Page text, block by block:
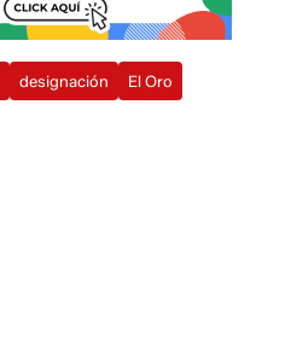
designación El Oro